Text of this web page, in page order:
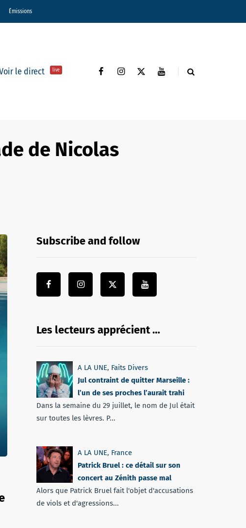
Émissions
le direct live
de Nicolas
Subscribe and follow
Les lecteurs apprécient …
A LA UNE, Faits Divers
Jul contraint de quitter Marseille :
l’un de ses proches l’aurait trahi
Dans la semaine du 29 juillet, le nom de Jul était
sur toutes les lèvres. P...
A LA UNE, France
Patrick Bruel : ce détail sur son
concert au Zénith passe mal
Alors que Patrick Bruel fait l'objet d'accusations
de viols et d'agressions...